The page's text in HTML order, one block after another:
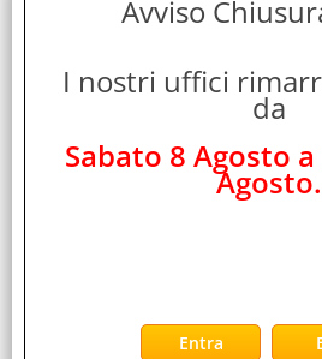
JUST FOR GAMES NINTENDO
Cod. art.:
Avviso
I nostri uffici
da
Sabato 8 Agosto
Agosto.